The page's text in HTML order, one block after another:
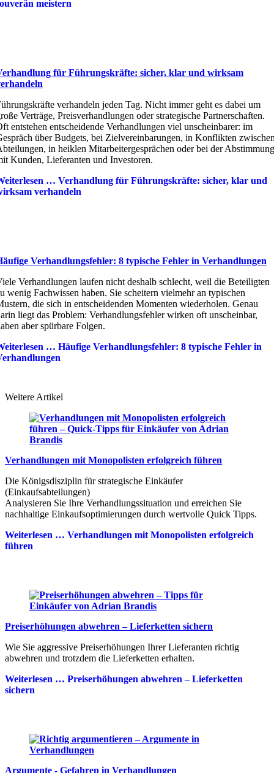
meistern
für Führungskräfte: sicher, klar und wirksam
verhandeln jeden Tag. Nicht immer geht es dabei um
Verträge, Preisverhandlungen oder strategische Partnerschaften.
entstehen entscheidende Verhandlungen viel unscheinbarer: im
über Budgets, bei Zielvereinbarungen, in Konflikten
in heiklen Mitarbeitergesprächen oder bei der Abstimmung
Kunden, Lieferanten und Investoren.
… Verhandlung für Führungskräfte: sicher, klar und
verhandeln
Verhandlungsfehler: 8 typische Fehler in Verhandlungen
Verhandlungen laufen nicht deshalb schlecht, weil die Beteiligten
wenig Fachwissen haben. Sie scheitern vielmehr an typischen
die sich in entscheidenden Momenten wiederholen. Genau
liegt das Problem: Verhandlungsfehler wirken oft unscheinbar,
aber spürbare Folgen.
… Häufige Verhandlungsfehler: 8 typische Fehler in
Weitere Artikel
Verhandlungen mit Monopolisten erfolgreich führen
Die Königsdisziplin für strategische Einkäufer
(Einkaufsabteilungen)
Analysieren Sie Ihre Verhandlungssituation und erreichen Sie
nachhaltige Einkaufsoptimierungen durch wertvolle Quick Tipps.
Weiterlesen … Verhandlungen mit Monopolisten erfolgreich
führen
Preiserhöhungen abwehren – Lieferketten sichern
Wie Sie aggressive Preiserhöhungen Ihrer Lieferanten richtig
abwehren und trotzdem die Lieferketten erhalten.
Weiterlesen … Preiserhöhungen abwehren – Lieferketten
sichern
Argumente - Gefahren in Verhandlungen